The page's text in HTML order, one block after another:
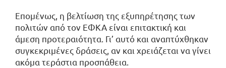
Επομένως, η βελτίωση της εξυπηρέτησης των
πολιτών από τον ΕΦΚΑ είναι επιτακτική και
άμεση προτεραιότητα. Γι’ αυτό και αναπτύχθηκαν
συγκεκριμένες δράσεις, αν και χρειάζεται να γίνει
ακόμα τεράστια προσπάθεια.